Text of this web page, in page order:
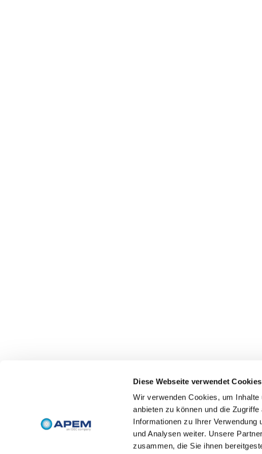
Diese Webseite verwendet Cookies
Wir verwenden Cookies, um
anbieten zu können und die
Informationen zu Ihrer
und Analysen weiter. Unsere
zusammen, die Sie ihnen